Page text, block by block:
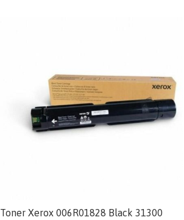
Toner Xerox 006R01828 Black 31300